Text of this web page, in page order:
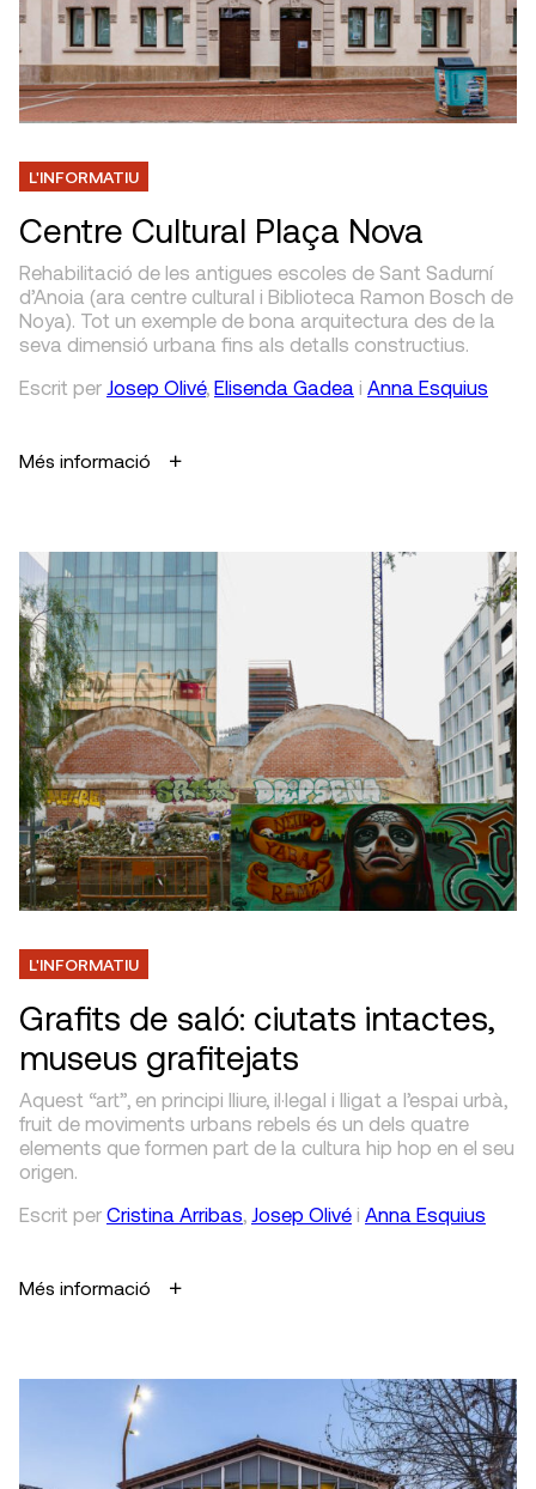
L'INFORMATIU
Centre Cultural Plaça Nova
Rehabilitació de les antigues escoles de Sant Sadurní
d’Anoia (ara centre cultural i Biblioteca Ramon Bosch de
Noya). Tot un exemple de bona arquitectura des de la
seva dimensió urbana fins als detalls constructius.
Escrit per Josep Olivé, Elisenda Gadea i Anna Esquius
Més informació
L'INFORMATIU
Grafits de saló: ciutats intactes,
museus grafitejats
Aquest “art”, en principi lliure, il·legal i lligat a l’espai urbà,
fruit de moviments urbans rebels és un dels quatre
elements que formen part de la cultura hip hop en el seu
origen.
Escrit per Cristina Arribas, Josep Olivé i Anna Esquius
Més informació